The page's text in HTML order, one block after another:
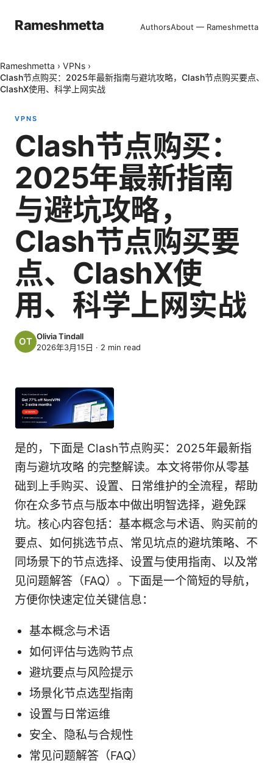
Rameshmetta AuthorsAbout — Rameshmetta
Rameshmetta › VPNs ›
Clash节点购买：2025年最新指南与避坑攻略，Clash节点购买要点、
ClashX使用、科学上网实战
VPNS
Clash节点购买：
2025年最新指南
与避坑攻略，
Clash节点购买要
点、ClashX使
用、科学上网实战
Olivia Tindall
2026年3月15日 · 2 min read
是的，下面是 Clash节点购买：2025年最新指
南与避坑攻略 的完整解读。本文将带你从零基
础到上手购买、设置、日常维护的全流程，帮助
你在众多节点与版本中做出明智选择，避免踩
坑。核心内容包括：基本概念与术语、购买前的
要点、如何挑选节点、常见坑点的避坑策略、不
同场景下的节点选择、设置与使用指南、以及常
见问题解答（FAQ）。下面是一个简短的导航，
方便你快速定位关键信息：
基本概念与术语
如何评估与选购节点
避坑要点与风险提示
场景化节点选型指南
设置与日常运维
安全、隐私与合规性
常见问题解答（FAQ）